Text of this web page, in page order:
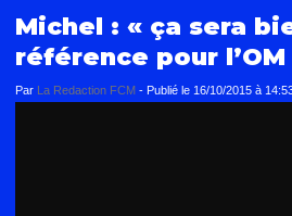
Michel : « ça sera
référence pour l’OM
Par La Redaction FCM - Publié le 16/10/2015 à